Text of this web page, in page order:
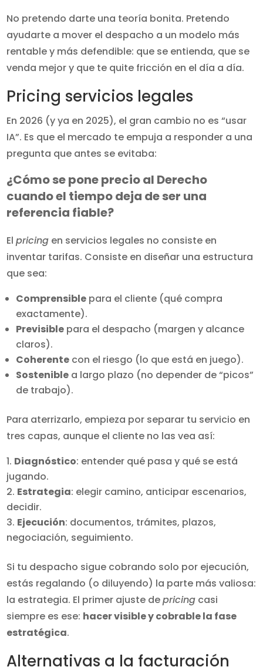
No pretendo darte una teoría bonita. Pretendo
ayudarte a mover el despacho a un modelo más
rentable y más defendible: que se entienda, que se
venda mejor y que te quite fricción en el día a día.
Pricing servicios legales
En 2026 (y ya en 2025), el gran cambio no es “usar
IA”. Es que el mercado te empuja a responder a una
pregunta que antes se evitaba:
¿Cómo se pone precio al Derecho
cuando el tiempo deja de ser una
referencia fiable?
Elpricing en servicios legales no consiste en
inventar tarifas. Consiste en diseñar una estructura
que sea:
Comprensible para el cliente (qué compra
exactamente).
Previsible para el despacho (margen y alcance
claros).
Coherente con el riesgo (lo que está en juego).
Sostenible a largo plazo (no depender de “picos”
de trabajo).
Para aterrizarlo, empieza por separar tu servicio en
tres capas, aunque el cliente no las vea así:
Diagnóstico: entender qué pasa y qué se está
jugando.
Estrategia: elegir camino, anticipar escenarios,
decidir.
Ejecución: documentos, trámites, plazos,
negociación, seguimiento.
Si tu despacho sigue cobrando solo por ejecución,
estás regalando (o diluyendo) la parte más valiosa:
la estrategia. El primer ajuste depricing casi
siempre es ese: hacer visible y cobrable la fase
estratégica.
Alternativas a la facturación